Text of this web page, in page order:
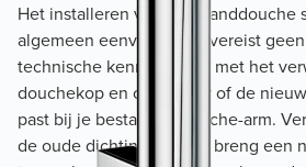
Het installeren van een handdouche
algemeen eenvoudig en vereist
technische kennis. Begin met het
douchekop en controleer of de
past bij je bestaande douche-arm.
de oude dichtingsring en breng een